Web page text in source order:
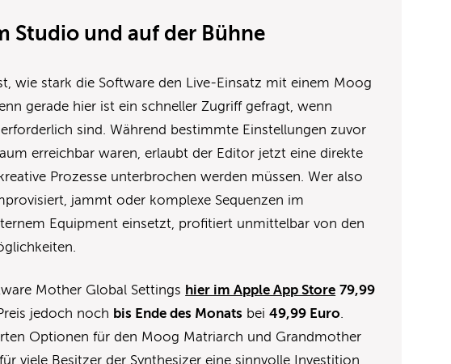
Studio und auf der Bühne
wie stark die Software den Live-Einsatz mit einem Moog
gerade hier ist ein schneller Zugriff gefragt, wenn
sind. Während bestimmte Einstellungen zuvor
erreichbar waren, erlaubt der Editor jetzt eine direkte
Prozesse unterbrochen werden müssen. Wer also
jammt oder komplexe Sequenzen im
Equipment einsetzt, profitiert unmittelbar von den
Mother Global Settings hier im Apple App Store 79,99
jedoch noch bis Ende des Monats bei49,99 Euro.
Optionen für den Moog Matriarch und Grandmother
viele Besitzer der Synthesizer eine sinnvolle Investition